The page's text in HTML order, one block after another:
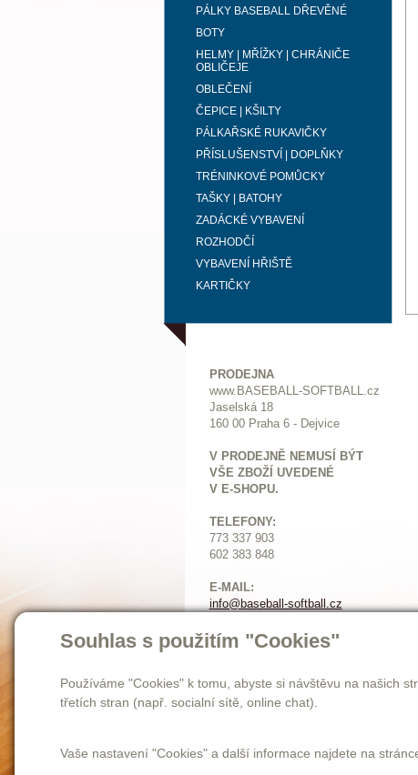
Souhlas s použitím "Cookies"
Používáme "Cookies" k tomu, abyste si návštěvu na našich
třetích stran (např. socialní sítě, online chat).
Vaše nastavení "Cookies" a další informace najdete na
PÁLKY BASEBALL DŘEVĚNÉ
BOTY
HELMY | MŘÍŽKY | CHRÁNIČE
OBLIČEJE
OBLEČENÍ
ČEPICE | KŠILTY
PÁLKAŘSKÉ RUKAVIČKY
PŘÍSLUŠENSTVÍ | DOPLŇKY
TRÉNINKOVÉ POMŮCKY
TAŠKY | BATOHY
ZADÁCKÉ VYBAVENÍ
ROZHODČÍ
VYBAVENÍ HŘIŠTĚ
KARTIČKY
PRODEJNA
www.BASEBALL-SOFTBALL.cz
Jaselská 18
160 00 Praha 6 - Dejvice
V PRODEJNĚ NEMUSÍ BÝT
VŠE ZBOŽÍ UVEDENÉ
V E-SHOPU.
TELEFONY:
773 337 903
602 383 848
E-MAIL:
info@baseball-softball.cz:
Otevírací doba:
Sobota: 9-12